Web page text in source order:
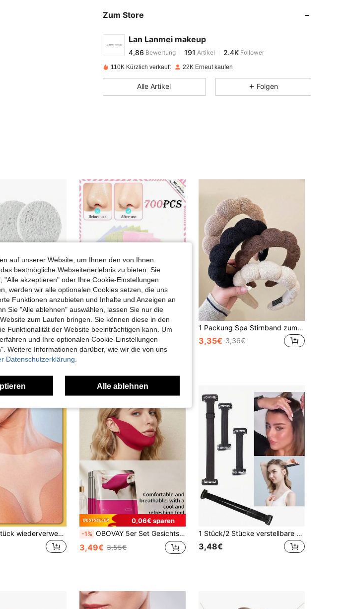
Zum Store
Lan Lanmei makeup
4,86
r***4bezahltVor 1 Tag
4,86 191 2.4K
191 2.4K
4,86 191 2.4K
4,86 2.4K
110K Kürzlich verkauft 22K Erneut kaufen
Alle Artikel Folgen
Kompakter natürlicher Gesichtsschwamm Make-up & SPA Reinigungsschwamm zum Peeling, Make-up Entfernen und Gesichtwaschen
3,48€
1 Packung Spa Stirnband zum Gesichtwaschen oder Gesichtsbehandlung, Hautpflege Stirnbänder, Make-up Haarband Schwamm, Frottee Stirnbänder, Gesichtswasch Stirnband, Voluminöses Haarband für Sport oder Yoga, Modische Accessoires für Frauen und Mädchen, tolle Geschenke
3,35€ 3,36€
OBOVAY 1 Stück wiederverwendbares transparentes Silikon-Brustpad, feine Linien-Präventions-Patch, Gesichtshautpflege-Brustpad, Schönheits- und Körperpflege-Werkzeug, hautfreundliches Brustpad, Brustfalten-Patch, selbstklebendes Übernacht-Brustpad, revitalisiert die Haut - reduziert Anzeichen von Alterung, geeignet für Frauen und Mädchen, ideales Geschenk für Frauen
0,06€ sparen
-1% OBOVAY 5er Set Gesichtsschutz-Bänder, hautfreundlich, atmungsaktiv und bequem, verstellbar, elastisch, Einheitsgröße, tragbares Zubehör für Zuhause und Reisen, Schlaf- & Sportstützband
3,49€ 3,55€
1 Stück/2 Stücke verstellbare elastische Gesichtsbandage mit dezentem Stirnband und verstellbarer Schnalle, wiederverwendbar und mit sanftem Druck
3,48€
auf unserer Website, um Ihnen den von Ihnen
bestmögliche Webseitenerlebnis zu bieten. Sie
akzeptieren" oder Ihre Cookie-Einstellungen
werden wir alle optionalen Cookies setzen, die uns
Funktionen anzubieten und Inhalte und Anzeigen an
Sie "Alle ablehnen" auswählen, lassen Sie nur die
zum Laufen bringen. Sie können diese in den
Funktionalität der Website beeinträchtigen kann. Um
und Ihre optionalen Cookie-Einstellungen
Weitere Informationen darüber, wie wir die von uns
Datenschutzerklärung.
Alle ablehnen